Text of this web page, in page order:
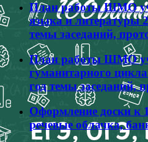
План работы ШМО
языка и литературы
темы заседаний,
План работы ШМО
гуманитарного
год темы заседаний,
Оформление доски к
речевые облачка,